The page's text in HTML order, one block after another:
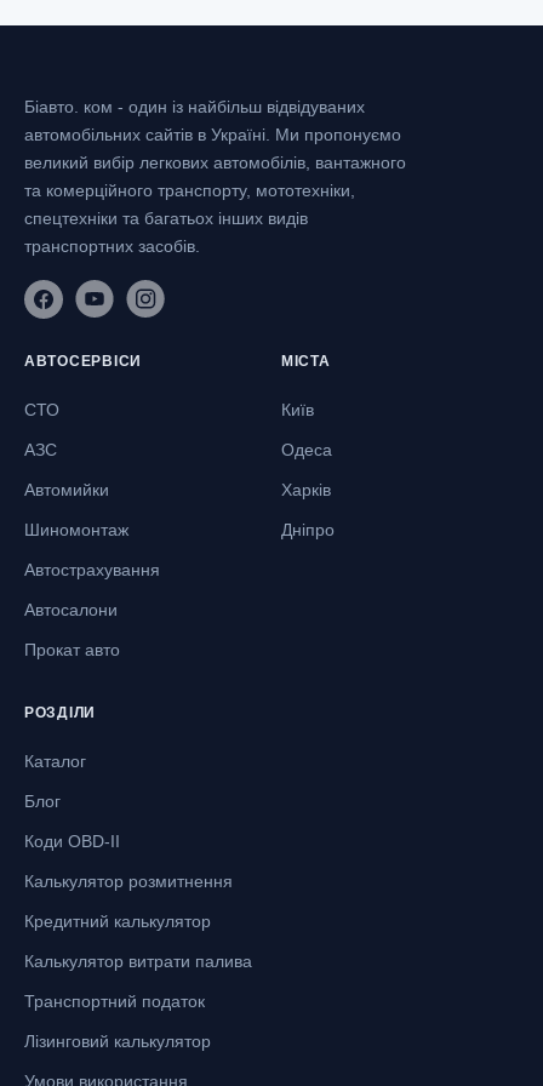
Біавто. ком - один із найбільш відвідуваних
автомобільних сайтів в Україні. Ми пропонуємо
великий вибір легкових автомобілів, вантажного
та комерційного транспорту, мототехніки,
спецтехніки та багатьох інших видів
транспортних засобів.
АВТОСЕРВІСИ
СТО
АЗС
Автомийки
Шиномонтаж
Автострахування
Автосалони
Прокат авто
МІСТА
Київ
Одеса
Харків
Дніпро
РОЗДІЛИ
Каталог
Блог
Коди OBD-II
Калькулятор розмитнення
Кредитний калькулятор
Калькулятор витрати палива
Транспортний податок
Лізинговий калькулятор
Умови використання